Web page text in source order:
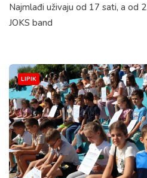
Najmlađi uživaju od 17 sati, a od
JOKS band
LIPIK